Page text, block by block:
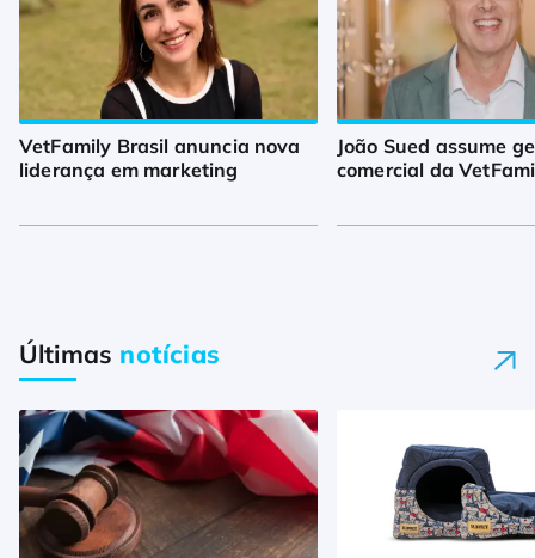
VetFamily Brasil anuncia nova
liderança em marketing
João Sued assume
comercial da
Últimas notícias